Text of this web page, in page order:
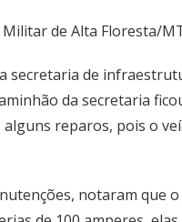
de Alta Floresta/
secretaria de
da secretaria
reparos, pois o
notaram que